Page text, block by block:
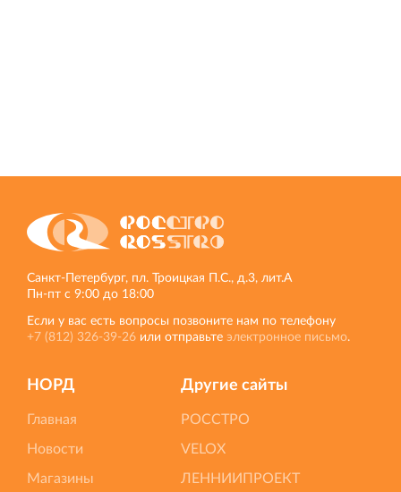
Санкт‐Петербург, пл. Троицкая П.С., д.3, лит.А
Пн‐пт с 9:00 до 18:00
Если у вас есть вопросы позвоните нам по телефону
+7 (812) 326‐39‐26 или отправьте электронное письмо.
НОРД
Главная
Новости
Магазины
Другие сайты
РОССТРО
VELOX
ЛЕННИИПРОЕКТ